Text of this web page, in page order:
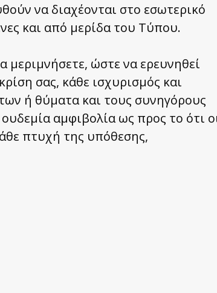
να διαχέονται στο εσωτερικό
και από μερίδα του Τύπου.
μεριμνήσετε, ώστε να ερευνηθεί
σας, κάθε ισχυρισμός και
ή θύματα και τους συνηγόρους
αμφιβολία ως προς το ότι
πτυχή της υπόθεσης,